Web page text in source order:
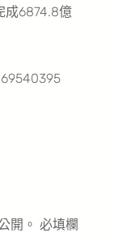
成6874.8億
開。 必填欄